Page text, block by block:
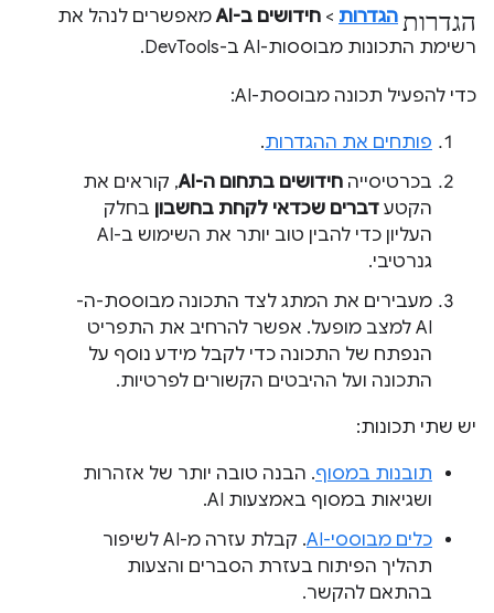
הגדרות הגדרות > חידושים ב-AI
מאפשרים לנהל את
רשימת התכונות מבוססות-AI ב-DevTools.
כדי להפעיל תכונה מבוססת-AI:
פותחים את ההגדרות.
בכרטיסייה חידושים בתחום ה-AI
, קוראים את
הקטע דברים שכדאי לקחת בחשבון בחלק
העליון כדי להבין טוב יותר את השימוש ב-AI
גנרטיבי.
מעבירים את המתג לצד התכונה מבוססת-ה-
AI למצב מופעל. אפשר להרחיב את התפריט
הנפתח של התכונה כדי לקבל מידע נוסף על
התכונה ועל ההיבטים הקשורים לפרטיות.
יש שתי תכונות:
תובנות במסוף. הבנה טובה יותר של אזהרות
ושגיאות במסוף באמצעות AI.
כלים מבוססי-AI
. קבלת עזרה מ-AI לשיפור
תהליך הפיתוח בעזרת הסברים והצעות
בהתאם להקשר.